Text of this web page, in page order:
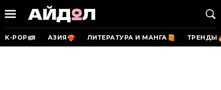
K-POP АЗИЯ ЛИТЕРАТУРА И МАНГА ТРЕНДЫ